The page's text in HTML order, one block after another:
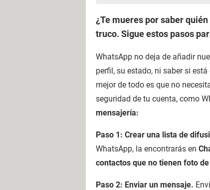
¿Te mueres por saber
truco. Sigue estos pasos
WhatsApp no deja de añadir
perfil, su estado, ni saber si
mejor de todo es que no
seguridad de tu cuenta, como
mensajería:
Paso 1: Crear una lista de
WhatsApp, la encontrarás en
contactos que no tienen foto
Paso 2: Enviar un mensaje.